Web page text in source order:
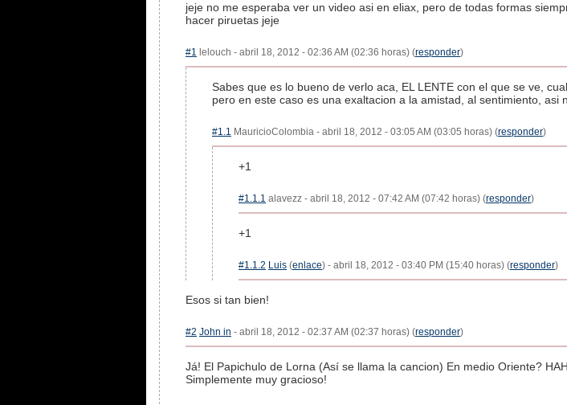
jeje no me esperaba ver un video asi en eliax, pero de todas formas
hacer piruetas jeje
#1 lelouch - abril 18, 2012 - 02:36 AM (02:36 horas) (responder)
Sabes que es lo bueno de verlo aca, EL LENTE con el que se ve,
pero en este caso es una exaltacion a la amistad, al sentimiento, asi
#1.1 MauricioColombia - abril 18, 2012 - 03:05 AM (03:05 horas) (responder)
+1
#1.1.1 alavezz - abril 18, 2012 - 07:42 AM (07:42 horas) (responder)
+1
#1.1.2 Luis (enlace) - abril 18, 2012 - 03:40 PM (15:40 horas) (responder)
Esos si tan bien!
#2 John in - abril 18, 2012 - 02:37 AM (02:37 horas) (responder)
Já! El Papichulo de Lorna (Así se llama la cancion) En medio Oriente?
Simplemente muy gracioso!